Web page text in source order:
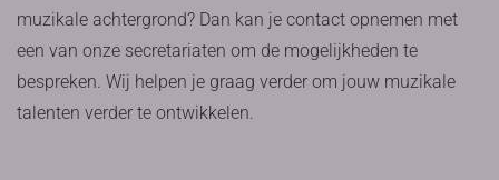
muzikale achtergrond? Dan kan je contact opnemen met
een van onze secretariaten om de mogelijkheden te
bespreken. Wij helpen je graag verder om jouw muzikale
talenten verder te ontwikkelen.